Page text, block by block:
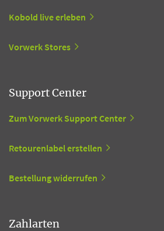
Kobold live erleben
Vorwerk Stores
Support Center
Zum Vorwerk Support Center
Retourenlabel erstellen
Bestellung widerrufen
Zahlarten